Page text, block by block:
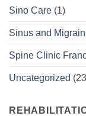
Sino Care (1)
Sinus and
Spine Clinic
Uncategorized